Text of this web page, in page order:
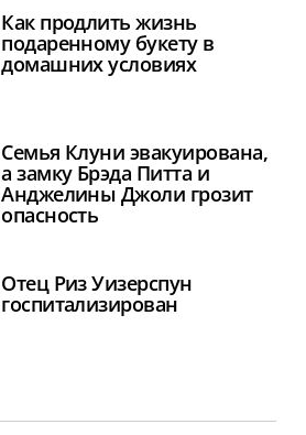
Как продлить жизнь
подаренному букету в
домашних условиях
Семья Клуни эвакуирована,
а замку Брэда Питта и
Анджелины Джоли грозит
опасность
Отец Риз Уизерспун
госпитализирован